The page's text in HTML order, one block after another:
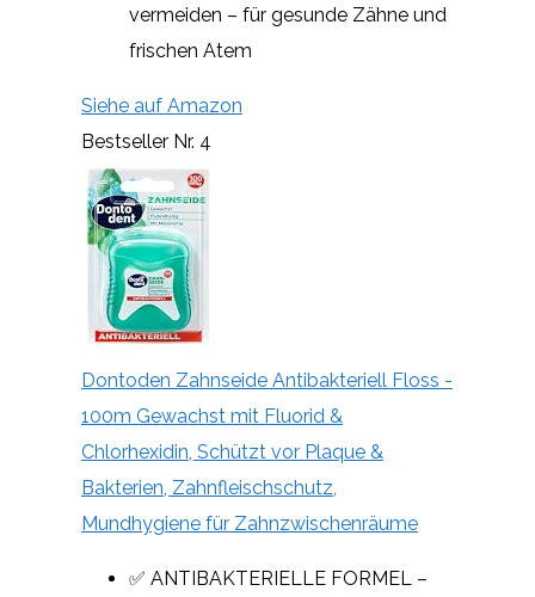
vermeiden – für gesunde Zähne und
frischen Atem
Siehe auf Amazon
Bestseller Nr. 4
Dontoden Zahnseide Antibakteriell Floss -
100m Gewachst mit Fluorid &
Chlorhexidin, Schützt vor Plaque &
Bakterien, Zahnfleischschutz,
Mundhygiene für Zahnzwischenräume
✅ ANTIBAKTERIELLE FORMEL –